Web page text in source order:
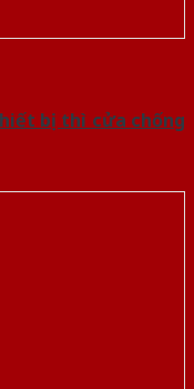
bị thì cửa chống